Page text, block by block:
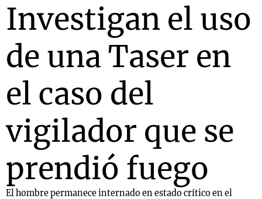
Investigan el uso
de una Taser en
el caso del
vigilador que se
prendió fuego
El hombre permanece internado en estado crítico en el